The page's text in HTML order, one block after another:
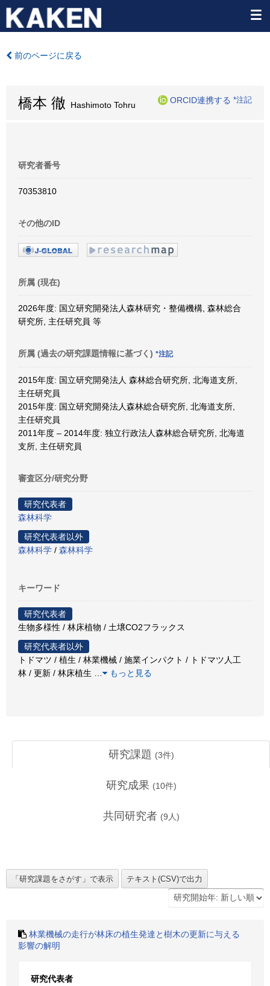
前のページに戻る
橋本 徹 Hashimoto Tohru
ORCID連携する *注記
研究者番号
70353810
その他のID
所属 (現在)
2026年度: 国立研究開発法人森林研究・整備機構, 森林総合
研究所, 主任研究員 等
所属 (過去の研究課題情報に基づく) *注記
2015年度: 国立研究開発法人 森林総合研究所, 北海道支所,
主任研究員
2015年度: 国立研究開発法人森林総合研究所, 北海道支所,
主任研究員
2011年度 – 2014年度: 独立行政法人森林総合研究所, 北海道
支所, 主任研究員
審査区分/研究分野
研究代表者
森林科学
研究代表者以外
森林科学 / 森林科学
キーワード
研究代表者
生物多様性 / 林床植物 / 土壌CO2フラックス
研究代表者以外
トドマツ / 植生 / 林業機械 / 施業インパクト / トドマツ人工
林 / 更新 / 林床植生
もっと見る
研究課題 (3件)
研究成果 (10件)
共同研究者 (9 人)
林業機械の走行が林床の植生発達と樹木の更新に与える
影響の解明
研究代表者